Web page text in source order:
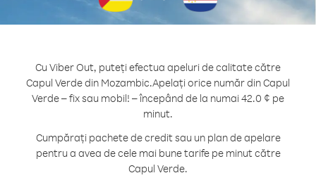
Cu Viber Out, puteți efectua apeluri de calitate către
Capul Verde din Mozambic.Apelați orice număr din Capul
Verde – fix sau mobil! – începând de la numai 42.0 ¢ pe
minut.
Cumpărați pachete de credit sau un plan de apelare
pentru a avea de cele mai bune tarife pe minut către
Capul Verde.